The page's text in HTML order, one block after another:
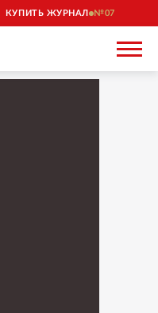
КУПИТЬ ЖУРНАЛ 07